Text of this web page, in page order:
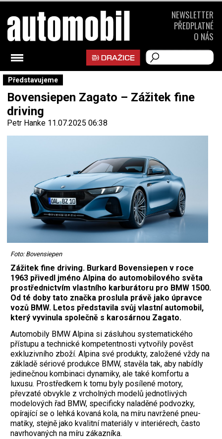
Představujeme
Bovensiepen Zagato – Zážitek fine
driving
Petr Hanke 11.07.2025 06:38
Foto: Bovensiepen
Zážitek fine driving. Burkard Bovensiepen v roce
1963 přivedl jméno Alpina do automobilového světa
prostřednictvím vlastního karburátoru pro BMW 1500.
Od té doby tato značka proslula právě jako úpravce
vozů BMW. Letos představila svůj vlastní automobil,
který vyvinula společně s karosárnou Zagato.
Automobily BMW Alpina si zásluhou systematického
přístupu a technické kompetentnosti vytvořily pověst
exkluzivního zboží. Alpina své produkty, založené vždy na
základě sériové produkce BMW, stavěla tak, aby nabídly
jedinečnou kombinaci dynamiky, ale také komfortu a
luxusu. Prostředkem k tomu byly posílené motory,
převzaté obvykle z vrcholných modelů jednotlivých
modelových řad BMW, specificky naladěné podvozky,
opírající se o lehká kovaná kola, na míru navržené pneu­
matiky, stejně jako kvalitní materiály v interiérech, často
navrhovaných na míru zákazníka.
NEWSLETTER
PŘEDPLATNÉ
O NÁS